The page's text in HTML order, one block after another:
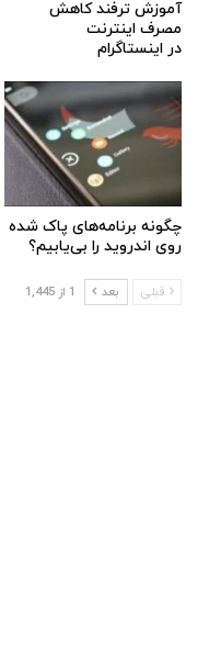
آموزش ترفند کاهش
مصرف اینترنت
در اینستاگرام
چگونه برنامه‌های پاک شده
روی اندروید را بی‌یابیم؟
قبلی بعد 1 از 1,445